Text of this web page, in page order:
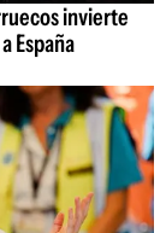
invierte
España